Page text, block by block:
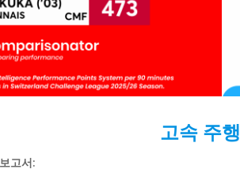
고속 주행
보고서: